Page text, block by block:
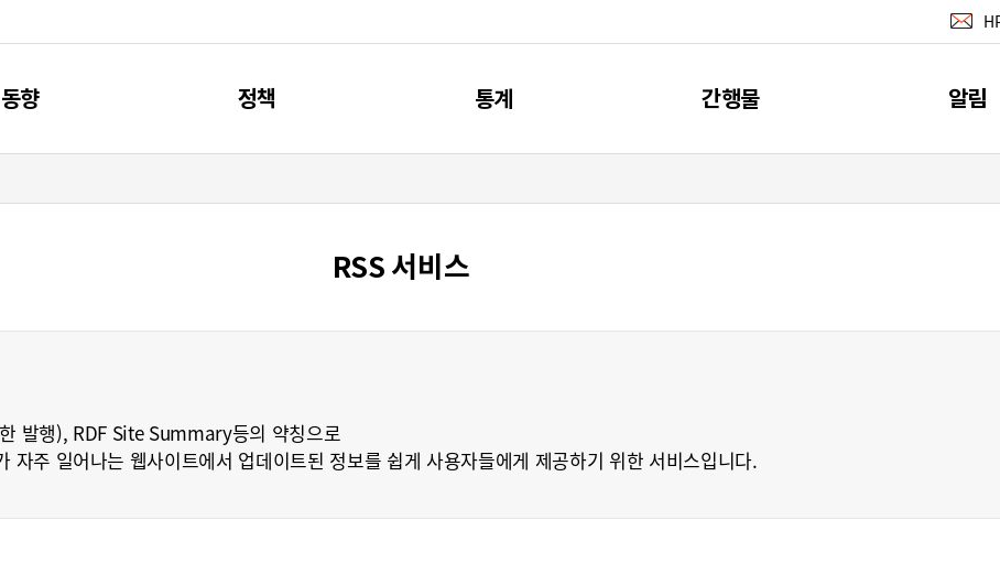
동향
동향
정책
제4차 과기인재 기본계획
통계
주요지표
간행물
간행물
알림
공지사
RSS 서비스
발행), RDF Site Summary등의 약칭으로
자주 일어나는 웹사이트에서 업데이트된 정보를 쉽게 사용자들에게 제공하기 위한 서비스입니다.